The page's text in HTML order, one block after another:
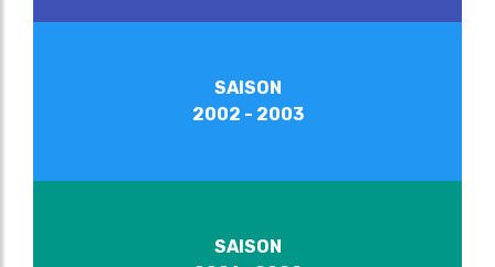
SAISON
2002 - 2003
SAISON